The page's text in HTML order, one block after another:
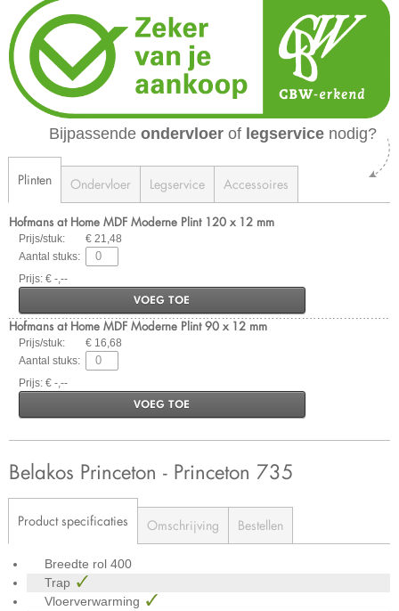
Bijpassende ondervloer of legservice nodig?
Plinten Ondervloer Legservice Accessoires
Hofmans at Home MDF Moderne Plint 120 x 12 mm
Prijs/stuk:
€ 21,48
Aantal stuks:
Prijs: € -,--
VOEG TOE
Hofmans at Home MDF Moderne Plint 90 x 12 mm
Prijs/stuk:
€ 16,68
Aantal stuks:
Prijs: € -,--
VOEG TOE
Belakos Princeton - Princeton 735
Product specificaties Omschrijving Bestellen
Breedte rol 400
Trap
Vloerverwarming